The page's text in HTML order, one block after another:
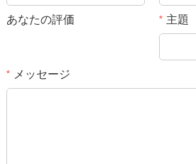
あなたの評価 *主題
*メッセージ